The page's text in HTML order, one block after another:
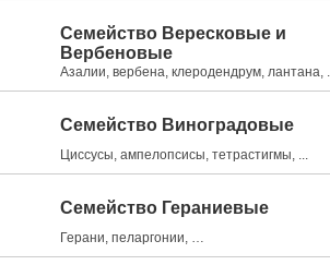
Семейство Вересковые и
Вербеновые
Азалии, вербена, клеродендрум, лантана, ...
Семейство Виноградовые
Циссусы, ампелопсисы, тетрастигмы, ...
Семейство Гераниевые
Герани, пеларгонии, …